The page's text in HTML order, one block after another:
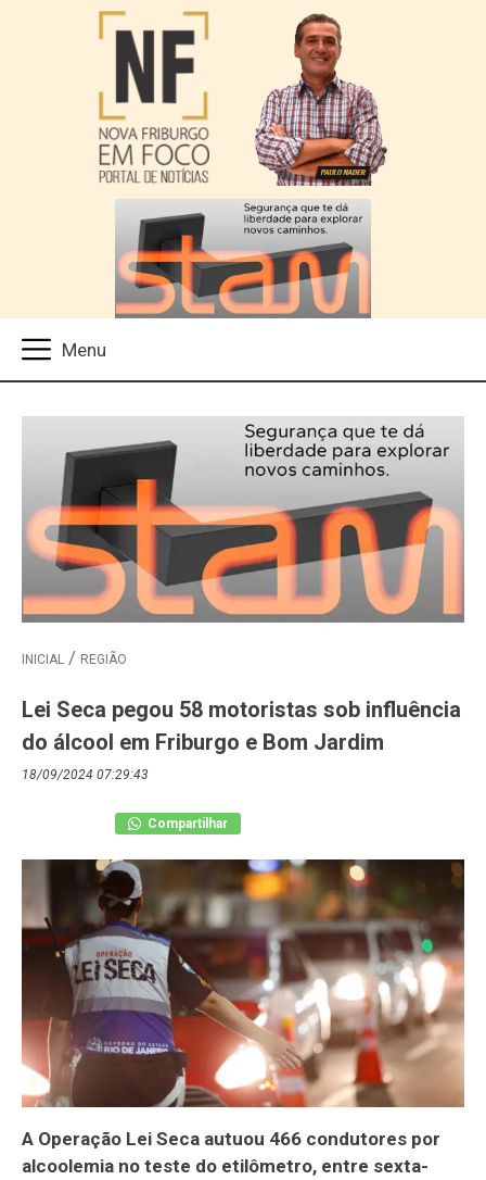
INICIAL REGIÃO
Lei Seca pegou 58 motoristas sob influência
do álcool em Friburgo e Bom Jardim
18/09/2024 07:29:43
Compartilhar
A Operação Lei Seca autuou 466 condutores por
alcoolemia no teste do etilômetro, entre sexta-